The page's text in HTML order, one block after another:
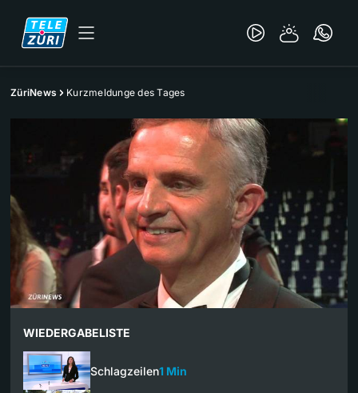
ZüriNews Kurzmeldunge des Tages
WIEDERGABELISTE
Schlagzeilen1 Min